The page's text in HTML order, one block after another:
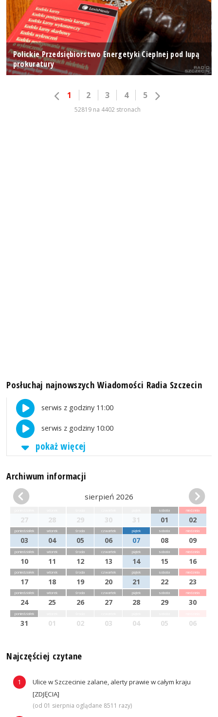
Polickie Przedsiębiorstwo Energetyki Cieplnej pod lupą
prokuratury
1 2 3 4 5
52819 na 4402 stronach
Posłuchaj najnowszych Wiadomości Radia Szczecin
serwis z godziny 11:00
serwis z godziny 10:00
pokaż więcej
Archiwum informacji
sierpień 2026
27 28 29 30 31
sobota
01
niedziela
02
poniedziałek
03
wtorek
04
środa
05
czwartek
06
piątek
07
sobota
08
niedziela
09
poniedziałek
10
wtorek
11
środa
12
czwartek
13
piątek
14
sobota
15
niedziela
16
poniedziałek
17
wtorek
18
środa
19
czwartek
20
piątek
21
sobota
22
niedziela
23
poniedziałek
24
wtorek
25
środa
26
czwartek
27
piątek
28
sobota
29
niedziela
30
poniedziałek
31 01 02 03 04 05 06
Najczęściej czytane
Ulice w Szczecinie zalane, alerty prawie w całym kraju
[ZDJĘCIA]
(od 01 sierpnia oglądane 8511 razy)